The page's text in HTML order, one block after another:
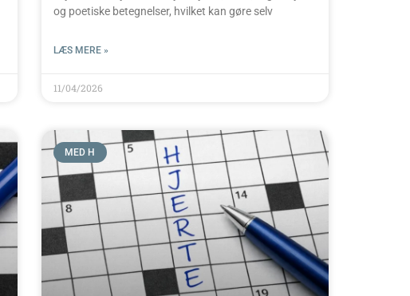
og poetiske betegnelser, hvilket kan gøre selv
LÆS MERE »
11/04/2026
MED H